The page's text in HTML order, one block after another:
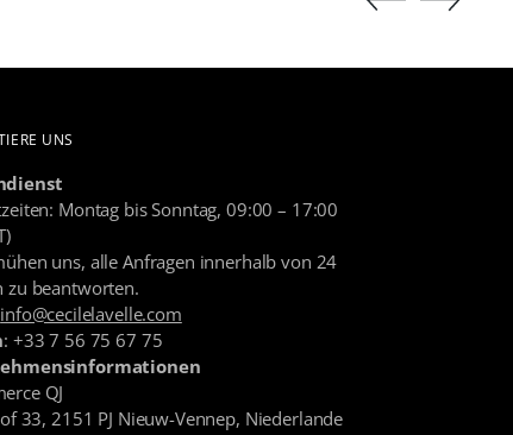
UNS
Montag bis Sonntag, 09:00 – 17:00
uns, alle Anfragen innerhalb von 24
zu beantworten.
info@cecilelavelle.com
: +33 7 56 75 67 75
QJ
33, 2151 PJ Nieuw-Vennep, Niederlande